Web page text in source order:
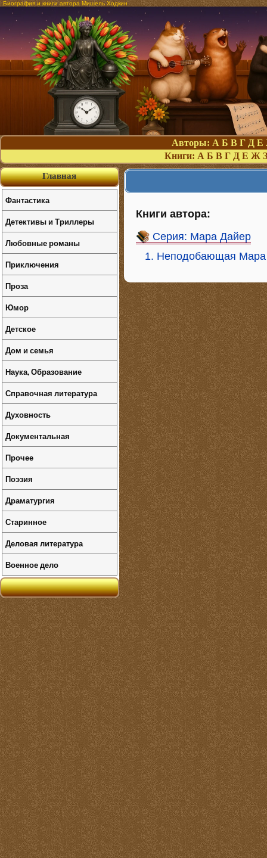
Биография и книги автора Мишель Ходкин
Авторы: А Б В Г Д Е
Книги: А Б В Г Д Е Ж З
Книги автора:
Серия: Мара Дайер
1. Неподобающая
Главная
Фантастика
Детективы и Триллеры
Любовные романы
Приключения
Проза
Юмор
Детское
Дом и семья
Наука, Образование
Справочная литература
Духовность
Документальная
Прочее
Поэзия
Драматургия
Старинное
Деловая литература
Военное дело